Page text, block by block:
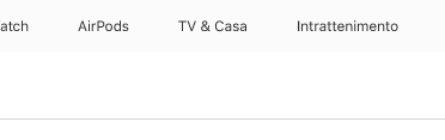
AirPods TV & Casa Intrattenimento